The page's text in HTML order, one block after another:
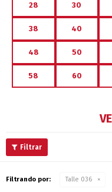
28 30
38 40
48 50
58 60
Filtrando por: Talle 036